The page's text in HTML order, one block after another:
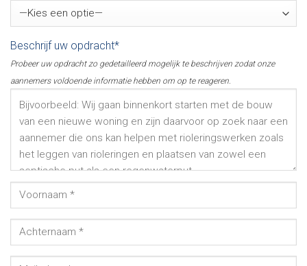
Beschrijf uw opdracht*
Probeer uw opdracht zo gedetailleerd mogelijk te beschrijven zodat onze
aannemers voldoende informatie hebben om op te reageren.